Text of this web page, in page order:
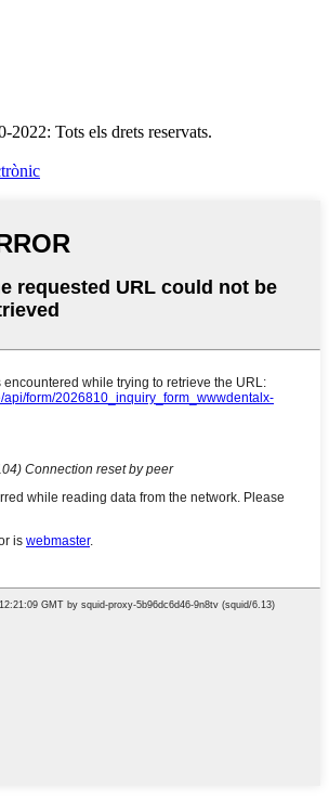
Tots els drets reservats.